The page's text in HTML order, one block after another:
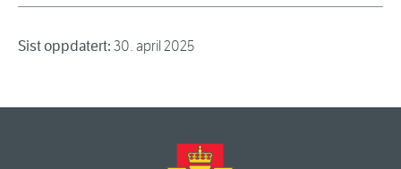
Sist oppdatert: 30. april 2025